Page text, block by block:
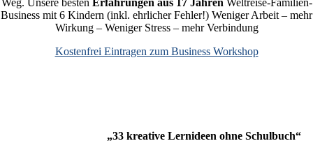
Business mit 6 Kindern (inkl. ehrlicher Fehler!) Weniger Arbeit – mehr
Wirkung – Weniger Stress – mehr Verbindung
Kostenfrei Eintragen zum Business Workshop
„33 kreative Lernideen ohne Schulbuch“